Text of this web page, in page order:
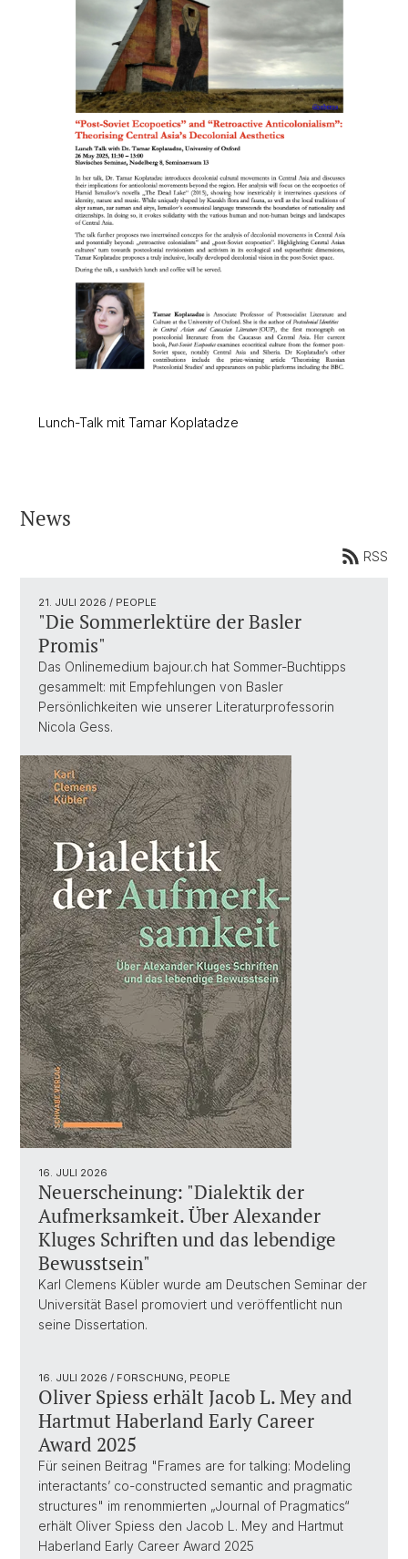
Lunch-Talk mit Tamar Koplatadze
News
RSS
21. JULI 2026 / PEOPLE
"Die Sommerlektüre der Basler
Promis"
Das Onlinemedium bajour.ch hat Sommer-Buchtipps
gesammelt: mit Empfehlungen von Basler
Persönlichkeiten wie unserer Literaturprofessorin
Nicola Gess.
16. JULI 2026
Neuerscheinung: "Dialektik der
Aufmerksamkeit. Über Alexander
Kluges Schriften und das lebendige
Bewusstsein"
Karl Clemens Kübler wurde am Deutschen Seminar der
Universität Basel promoviert und veröffentlicht nun
seine Dissertation.
16. JULI 2026 / FORSCHUNG, PEOPLE
Oliver Spiess erhält Jacob L. Mey and
Hartmut Haberland Early Career
Award 2025
Für seinen Beitrag "Frames are for talking: Modeling
interactants’ co-constructed semantic and pragmatic
structures" im renommierten „Journal of Pragmatics“
erhält Oliver Spiess den Jacob L. Mey and Hartmut
Haberland Early Career Award 2025